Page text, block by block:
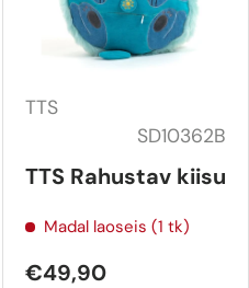
TTS
SD10362B
TTS Rahustav kiisu
Madal laoseis (1 tk)
€49,90